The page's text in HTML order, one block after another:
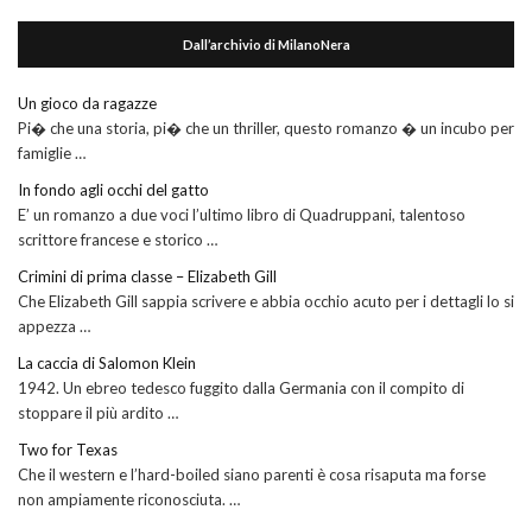
Dall’archivio di MilanoNera
Un gioco da ragazze
Pi� che una storia, pi� che un thriller, questo romanzo � un incubo per
famiglie …
In fondo agli occhi del gatto
E’ un romanzo a due voci l’ultimo libro di Quadruppani, talentoso
scrittore francese e storico …
Crimini di prima classe – Elizabeth Gill
Che Elizabeth Gill sappia scrivere e abbia occhio acuto per i dettagli lo si
appezza …
La caccia di Salomon Klein
1942. Un ebreo tedesco fuggito dalla Germania con il compito di
stoppare il più ardito …
Two for Texas
Che il western e l’hard-boiled siano parenti è cosa risaputa ma forse
non ampiamente riconosciuta. …